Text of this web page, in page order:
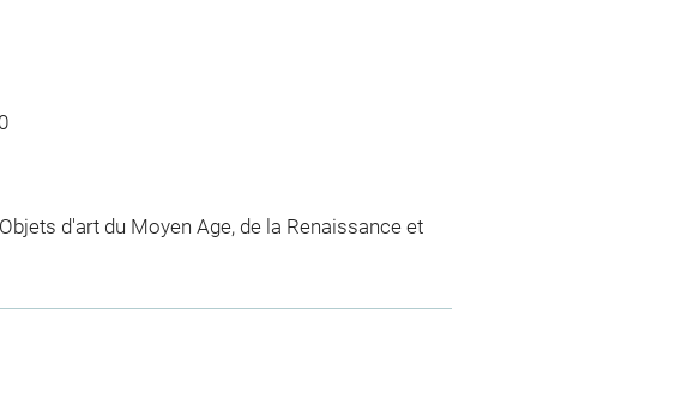
d'art du Moyen Age, de la Renaissance et